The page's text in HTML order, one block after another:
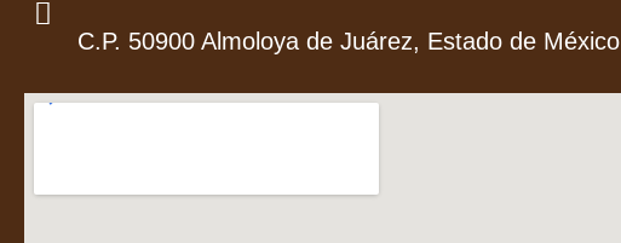
C.P. 50900 Almoloya de Juárez, Estado de México